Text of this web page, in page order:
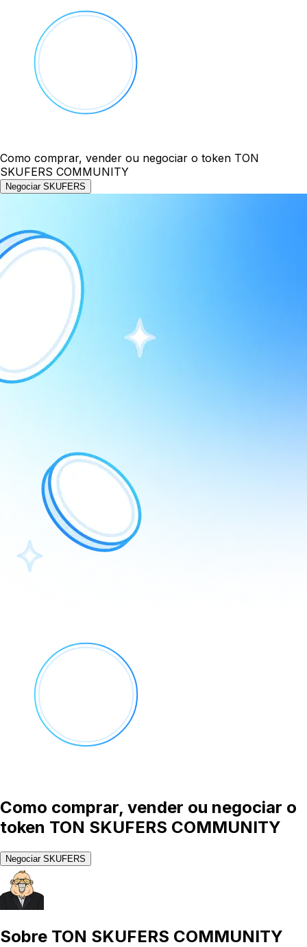
Como comprar, vender ou negociar o token TON
SKUFERS COMMUNITY
Negociar SKUFERS
Como comprar, vender ou negociar o
token TON SKUFERS COMMUNITY
Negociar SKUFERS
Sobre TON SKUFERS COMMUNITY